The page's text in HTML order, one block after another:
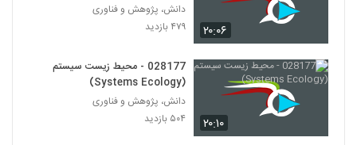
028213 - سیستم های غیرخطی
(Nonlinear Systems)
۵۱۸ بازدید
028214 - سیستم های غیرخطی
۵۱۳ بازدید
۲۰:۰۶
دانش، پژوهش و فناوری
۴۷۹ بازدید
۲۰:۱۰
028177 - محیط زیست سیستم
(Systems Ecology)
دانش، پژوهش و فناوری
۵۰۴ بازدید